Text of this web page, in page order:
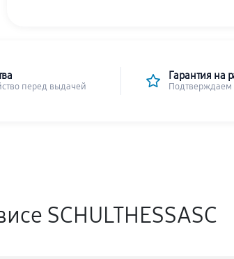
перед выдачей
Гарантия на
Подтверждаем
SCHULTHESSASC